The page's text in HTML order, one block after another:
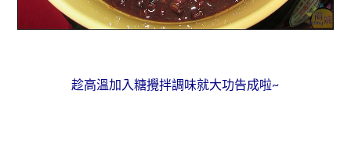
趁高溫加入糖攪拌調味就大功告成啦~